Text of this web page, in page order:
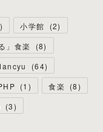
) 小学館 (2)
」食楽 (8)
(64)
(1 ) 食楽 (8)
(3)